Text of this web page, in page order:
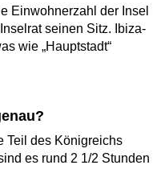
Einwohnerzahl der Insel
seinen Sitz. Ibiza-
wie „Hauptstadt“
Teil des Königreichs
es rund 2 1/2 Stunden